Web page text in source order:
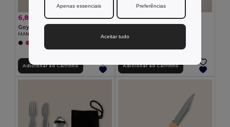
6,87 € 6,96 € -1%
Goya 53502
MANTA KAINGA
Adicionar ao Carrinho
0,79 €
Goya 50011
Adicionar ao Carrinho
Apenas essenciais Preferências
Aceitar tudo